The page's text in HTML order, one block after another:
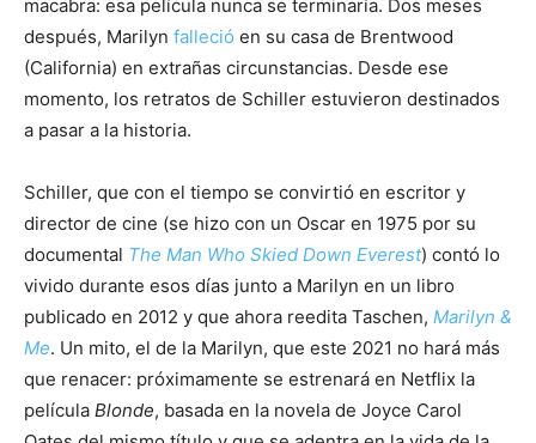
macabra: esa película nunca se terminaría. Dos meses
después, Marilyn falleció en su casa de Brentwood
(California) en extrañas circunstancias. Desde ese
momento, los retratos de Schiller estuvieron destinados
a pasar a la historia.
Schiller, que con el tiempo se convirtió en escritor y
director de cine (se hizo con un Oscar en 1975 por su
documental The Man Who Skied Down Everest) contó lo
vivido durante esos días junto a Marilyn en un libro
publicado en 2012 y que ahora reedita Taschen, Marilyn &
Me. Un mito, el de la Marilyn, que este 2021 no hará más
que renacer: próximamente se estrenará en Netflix la
película Blonde, basada en la novela de Joyce Carol